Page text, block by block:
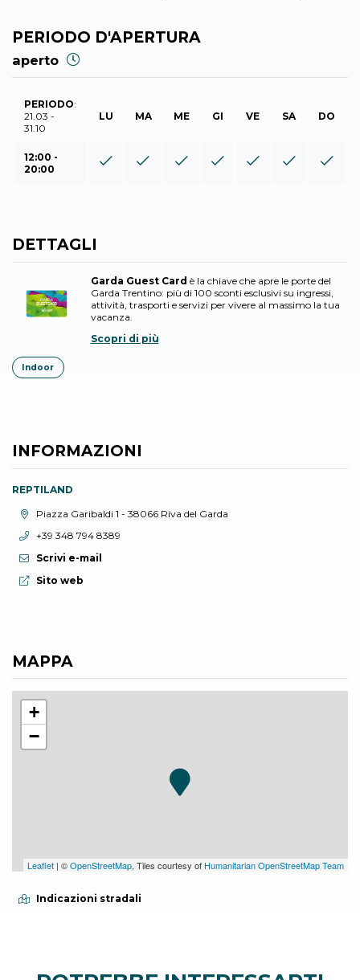
PERIODO D'APERTURA
aperto
PERIODO:
21.03 -
31.10
LU MA ME GI VE SA DO
12:00 -
20:00
DETTAGLI
Garda Guest Card è la chiave che apre le porte del
Garda Trentino: più di 100 sconti esclusivi su ingressi,
attività, trasporti e servizi per vivere al massimo la tua
vacanza.
Scopri di più
Indoor
INFORMAZIONI
REPTILAND
Località:Piazza Garibaldi 1 - 38066 Riva del Garda
Telefono:
+39 348 794 8389
Scrivi e-mail
Sito web:
Sito web
MAPPA
+
−
Leaflet | ©OpenStreetMap, Tiles courtesy of Humanitarian OpenStreetMap Team
Indicazioni stradali